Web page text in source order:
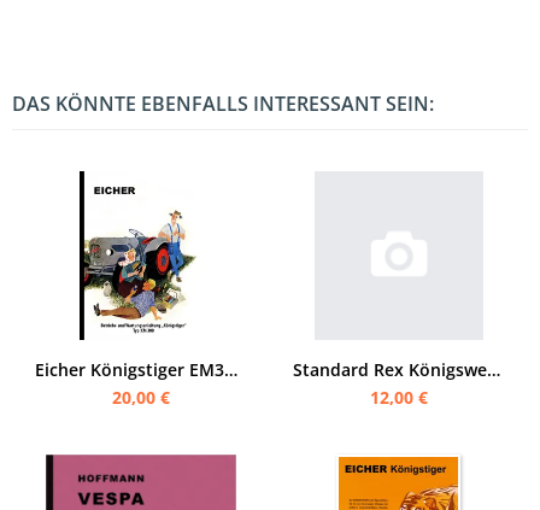
DAS KÖNNTE EBENFALLS INTERESSANT SEIN:
Eicher Königstiger EM300 Bedienungsanleitung und Wartungsanleitung
20,00 €
Standard Rex Königswellen-Motoren Bedienungsanleitung
12,00 €